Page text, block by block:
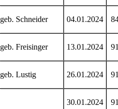
geb. Schneider 04.01.2024
geb. Freisinger 13.01.2024
geb. Lustig 26.01.2024
30.01.2024